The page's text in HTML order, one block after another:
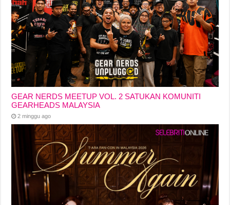
GEAR NERDS MEETUP VOL. 2 SATUKAN KOMUNITI
GEARHEADS MALAYSIA
2 minggu ago